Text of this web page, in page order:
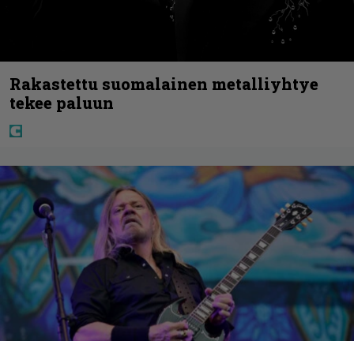
Rakastettu suomalainen metalliyhtye
tekee paluun